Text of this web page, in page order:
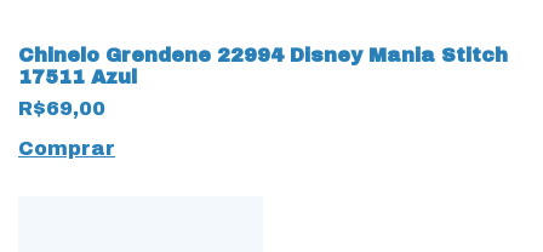
Chinelo Grendene 22994 Disney Mania Stitch
17511 Azul
R$69,00
Comprar